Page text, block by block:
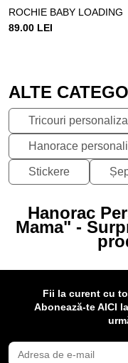
ROCHIE BABY LOADING
89.00 LEI
ALTE
Tricouri
Hanorace
Stickere
Hanorac
Mama" -
Fii la curent cu
Abonează-te AICI